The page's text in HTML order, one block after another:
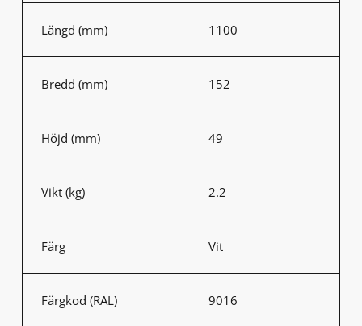
Längd (mm) 1100
Bredd (mm) 152
Höjd (mm) 49
Vikt (kg) 2.2
Färg Vit
Färgkod (RAL) 9016